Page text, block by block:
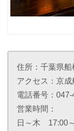
住所：千葉県船
アクセス：京
電話番号：
営業時間：
日～木 17:00